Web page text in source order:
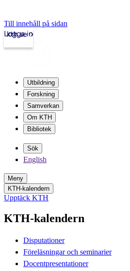
Till innehåll på sidan
kth.se
Logga in
Utbildning
Forskning
Samverkan
Om KTH
Bibliotek
Sök
English
Meny
KTH-kalendern
Upptäck KTH
KTH-kalendern
Disputationer
Föreläsningar och seminarier
Docentpresentationer